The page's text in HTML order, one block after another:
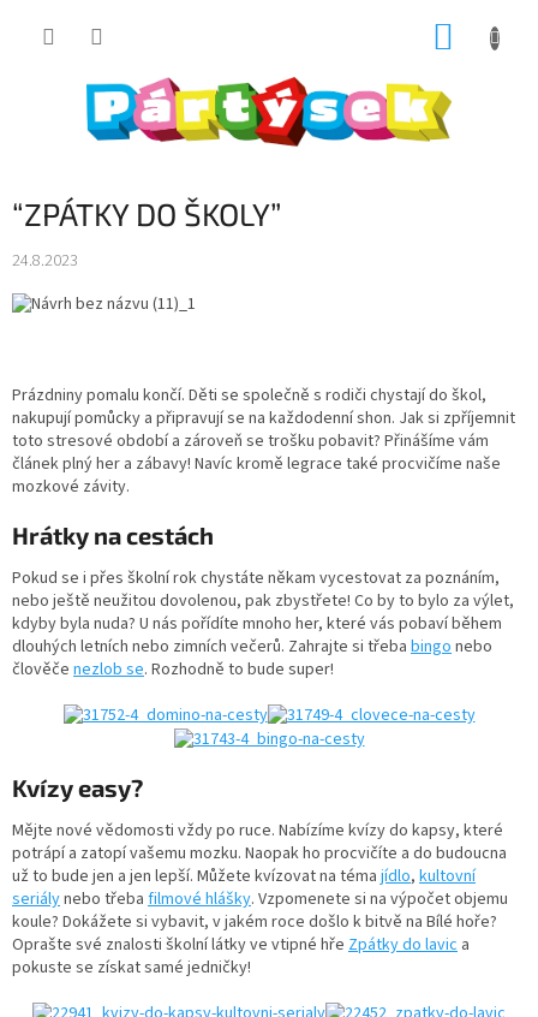
“ZPÁTKY DO ŠKOLY”
24.8.2023
Prázdniny pomalu končí. Děti se společně s rodiči chystají do škol,
nakupují pomůcky a připravují se na každodenní shon. Jak si zpříjemnit
toto stresové období a zároveň se trošku pobavit? Přinášíme vám
článek plný her a zábavy! Navíc kromě legrace také procvičíme naše
mozkové závity.
Hrátky na cestách
Pokud se i přes školní rok chystáte někam vycestovat za poznáním,
nebo ještě neužitou dovolenou, pak zbystřete! Co by to bylo za výlet,
kdyby byla nuda? U nás pořídíte mnoho her, které vás pobaví během
dlouhých letních nebo zimních večerů. Zahrajte si třeba bingonebo
člověče nezlob se. Rozhodně to bude super!
Kvízy easy?
Mějte nové vědomosti vždy po ruce. Nabízíme kvízy do kapsy, které
potrápí a zatopí vašemu mozku. Naopak ho procvičíte a do budoucna
už to bude jen a jen lepší. Můžete kvízovat na téma jídlo, kultovní
seriálynebo třeba filmové hlášky. Vzpomenete si na výpočet objemu
koule? Dokážete si vybavit, v jakém roce došlo k bitvě na Bílé hoře?
Oprašte své znalosti školní látky ve vtipné hře Zpátky do lavic a
pokuste se získat samé jedničky!